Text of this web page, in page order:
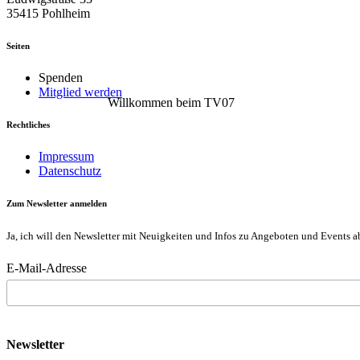
Willkommen beim TV07
35415 Pohlheim
Seiten
Spenden
Mitglied werden
Rechtliches
Impressum
Datenschutz
Zum Newsletter anmelden
Ja, ich will den Newsletter mit Neuigkeiten und Infos zu Angeboten und Events
E-Mail-Adresse
Newsletter